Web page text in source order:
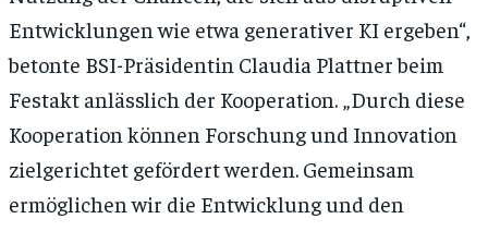
Entwicklungen wie etwa generativer KI ergeben“,
betonte BSI-Präsidentin Claudia Plattner beim
Festakt anlässlich der Kooperation. „Durch diese
Kooperation können Forschung und Innovation
zielgerichtet gefördert werden. Gemeinsam
ermöglichen wir die Entwicklung und den